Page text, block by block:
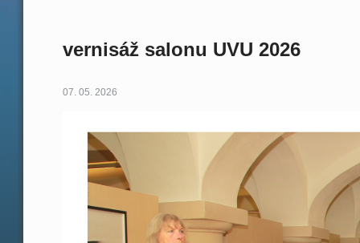
vernisáž salonu UVU 2026
07. 05. 2026